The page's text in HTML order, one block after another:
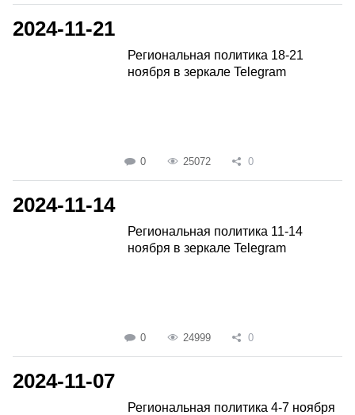
2024-11-21
Региональная политика 18-21
ноября в зеркале Telegram
0 25072 0
2024-11-14
Региональная политика 11-14
ноября в зеркале Telegram
0 24999 0
2024-11-07
Региональная политика 4-7 ноября